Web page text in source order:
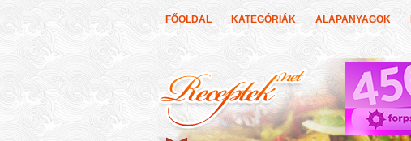
FŐOLDAL KATEGÓRIÁK ALAPANYAGOK